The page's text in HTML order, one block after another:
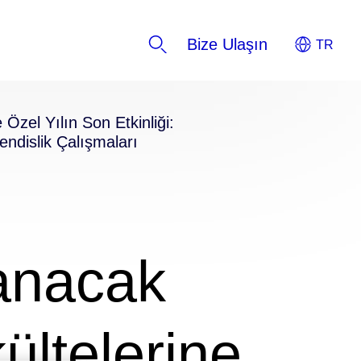
Bize Ulaşın
Yılın Son Etkinliği:
Çalışmaları